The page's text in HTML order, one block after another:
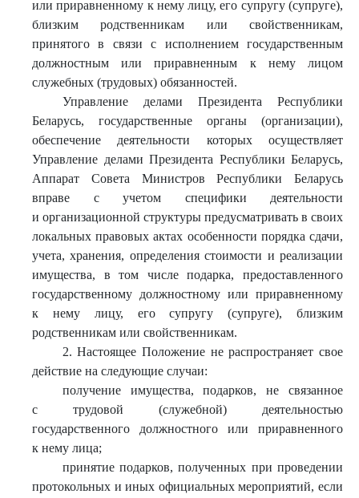
или приравненному к нему лицу, его супругу (супруге),
близким родственникам или свойственникам,
принятого в связи с исполнением государственным
должностным или приравненным к нему лицом
служебных (трудовых) обязанностей.
Управление делами Президента Республики
Беларусь, государственные органы (организации),
обеспечение деятельности которых осуществляет
Управление делами Президента Республики Беларусь,
Аппарат Совета Министров Республики Беларусь
вправе с учетом специфики деятельности
и организационной структуры предусматривать в своих
локальных правовых актах особенности порядка сдачи,
учета, хранения, определения стоимости и реализации
имущества, в том числе подарка, предоставленного
государственному должностному или приравненному
к нему лицу, его супругу (супруге), близким
родственникам или свойственникам.
2. Настоящее Положение не распространяет свое
действие на следующие случаи:
получение имущества, подарков, не связанное
с трудовой (служебной) деятельностью
государственного должностного или приравненного
к нему лица;
принятие подарков, полученных при проведении
протокольных и иных официальных мероприятий, если